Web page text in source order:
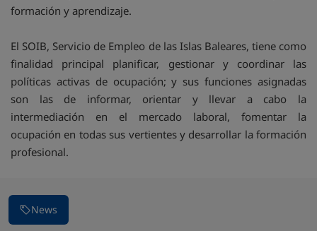
formación y aprendizaje.
El SOIB, Servicio de Empleo de las Islas Baleares, tiene como
finalidad principal planificar, gestionar y coordinar las
políticas activas de ocupación; y sus funciones asignadas
son las de informar, orientar y llevar a cabo la
intermediación en el mercado laboral, fomentar la
ocupación en todas sus vertientes y desarrollar la formación
profesional.
News